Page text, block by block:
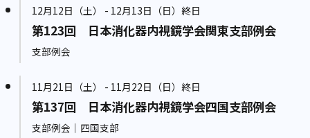
12月12日（土） - 12月13日（日）終日
第123回 日本消化器内視鏡学会関東支部例会
支部例会
11月21日（土） - 11月22日（日）終日
第137回 日本消化器内視鏡学会四国支部例会
支部例会｜四国支部